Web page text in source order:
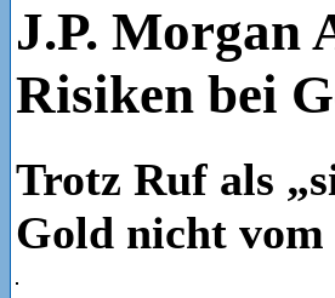
J.P. Morgan
Risiken bei
Trotz Ruf als
Gold nicht